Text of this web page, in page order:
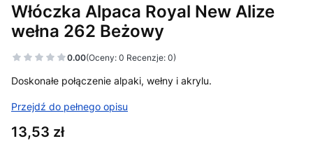
Włóczka Alpaca Royal New Alize
wełna 262 Beżowy
0.00(Oceny: 0 Recenzje: 0)
Doskonałe połączenie alpaki, wełny i akrylu.
Przejdź do pełnego opisu
Cena
13,53 zł